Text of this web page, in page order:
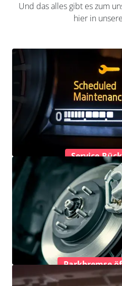
Und das alles gibt es zum
hier in
Service-
Parkbremse